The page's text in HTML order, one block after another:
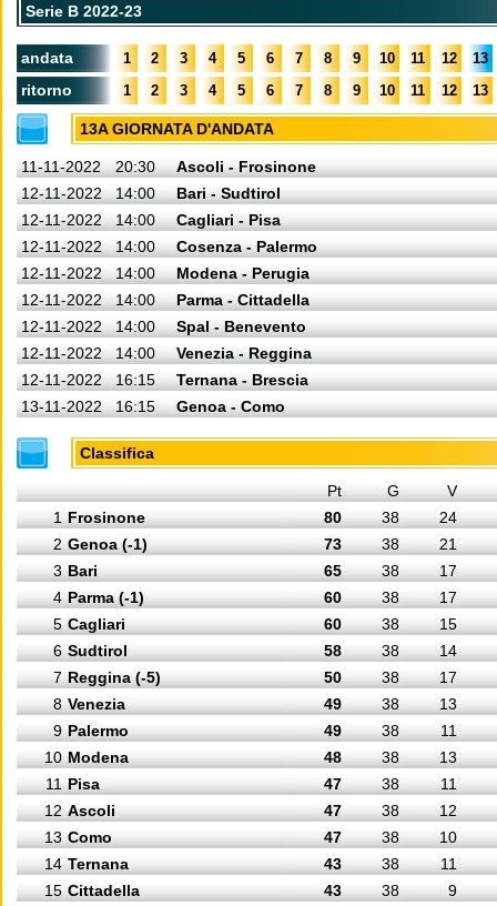
Serie B 2022-23
andata 1 2 3 4 5 6 7 8 9 10 11 12 13
ritorno 1 2 3 4 5 6 7 8 9 10 11 12 13
13A GIORNATA D'ANDATA
11-11-2022 20:30
Ascoli - Frosinone
12-11-2022
14:00
Bari - Sudtirol
12-11-2022
14:00
Cagliari - Pisa
12-11-2022
14:00
Cosenza - Palermo
12-11-2022
14:00
Modena - Perugia
12-11-2022
14:00
Parma - Cittadella
12-11-2022
14:00
Spal - Benevento
12-11-2022
14:00
Venezia - Reggina
12-11-2022
16:15
Ternana - Brescia
13-11-2022
16:15 Genoa - Como
Classifica
Pt G
V
1 Frosinone 80 38
24
2 Genoa (-1) 73 38
21
3 Bari 65 38
17
4 Parma (-1) 60 38
17
5 Cagliari 60 38
15
6 Sudtirol 58 38
14
7 Reggina (-5) 50 38
17
8 Venezia 49 38
13
9 Palermo 49 38
11
10 Modena 48 38
13
11 Pisa 47 38
11
12 Ascoli 47 38
12
13 Como 47 38
10
14 Ternana 43 38
11
15 Cittadella 43 38
9